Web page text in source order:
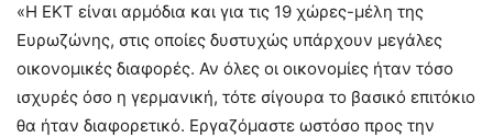
«Η ΕΚΤ είναι αρμόδια και για τις 19 χώρες-μέλη της
Ευρωζώνης, στις οποίες δυστυχώς υπάρχουν μεγάλες
οικονομικές διαφορές. Αν όλες οι οικονομίες ήταν τόσο
ισχυρές όσο η γερμανική, τότε σίγουρα το βασικό επιτόκιο
θα ήταν διαφορετικό. Εργαζόμαστε ωστόσο προς την